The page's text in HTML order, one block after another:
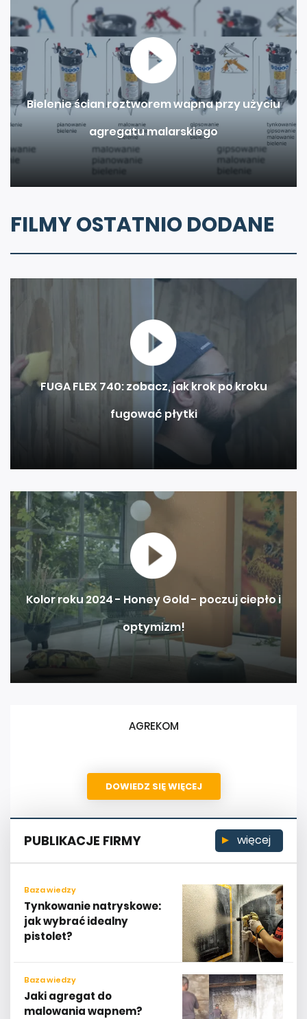
Bielenie ścian roztworem wapna przy użyciu
agregatu malarskiego
FILMY OSTATNIO DODANE
FUGA FLEX 740: zobacz, jak krok po kroku
fugować płytki
Kolor roku 2024 - Honey Gold - poczuj ciepło i
optymizm!
AGREKOM
DOWIEDZ SIĘ WIĘCEJ
PUBLIKACJE FIRMY więcej
Baza wiedzy
Tynkowanie natryskowe:
jak wybrać idealny
pistolet?
Baza wiedzy
Jaki agregat do
malowania wapnem?